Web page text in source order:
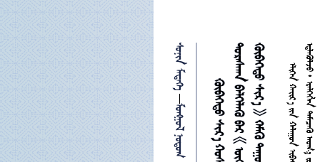
 

 